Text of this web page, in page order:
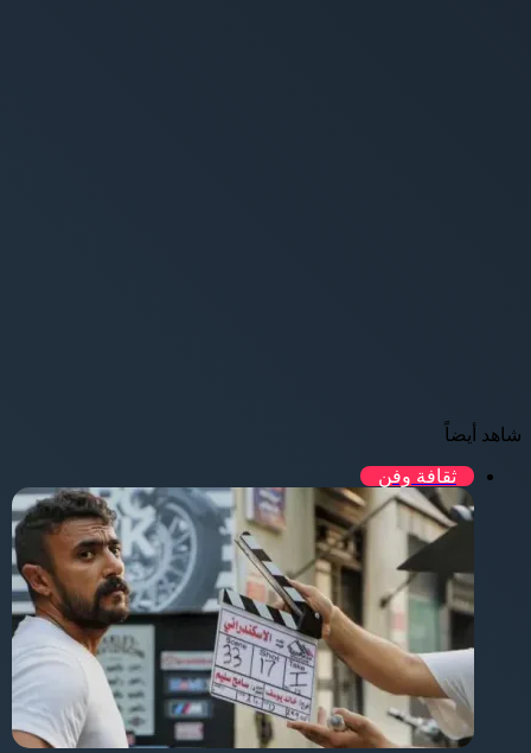
شاهد أيضاً
ثقافة وفن